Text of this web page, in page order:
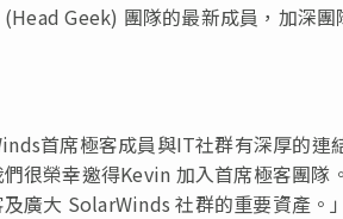
Geek) 團隊的最新成員，加深
首席極客成員與IT社群有深厚的連
很榮幸邀得Kevin 加入首席極客團隊
廣大 SolarWinds 社群的重要資產。」